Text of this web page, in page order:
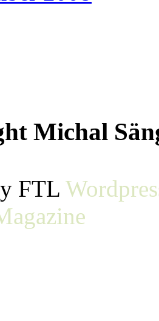
Michal
FTL